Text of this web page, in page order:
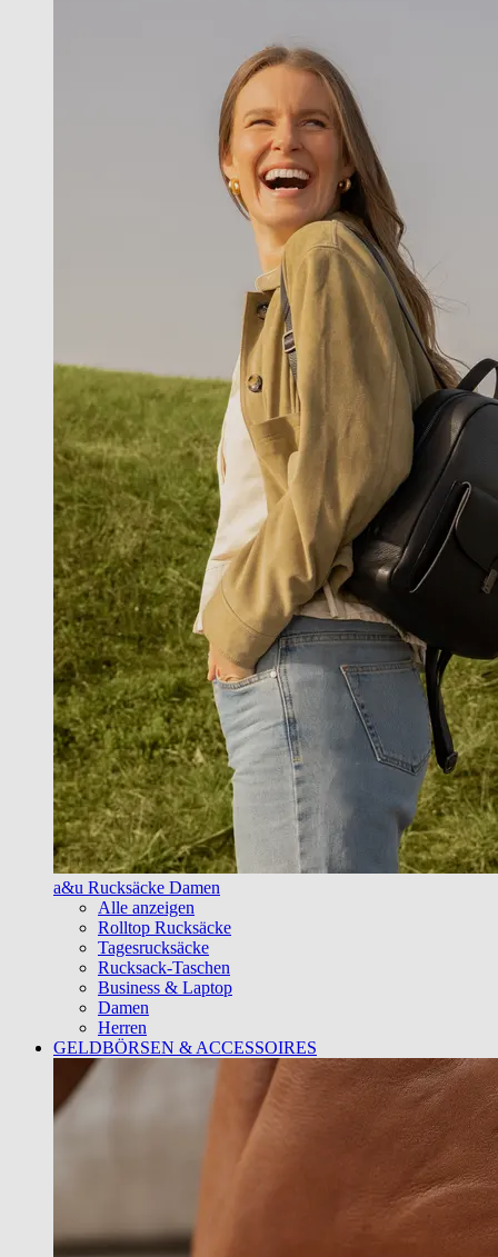
a&u Rucksäcke Damen
Alle anzeigen
Rolltop Rucksäcke
Tagesrucksäcke
Rucksack-Taschen
Business & Laptop
Damen
Herren
GELDBÖRSEN & ACCESSOIRES